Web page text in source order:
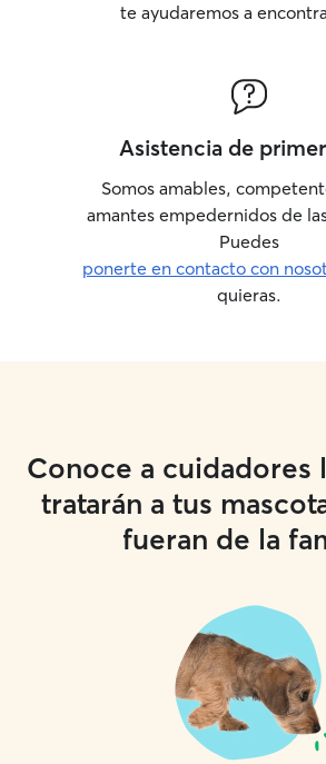
te ayudaremos a
Asistencia de
Somos amables,
amantes empedernidos de
Puedes
ponerte en contacto con
quieras.
Conoce a cuidadores
tratarán a tus
fueran de la